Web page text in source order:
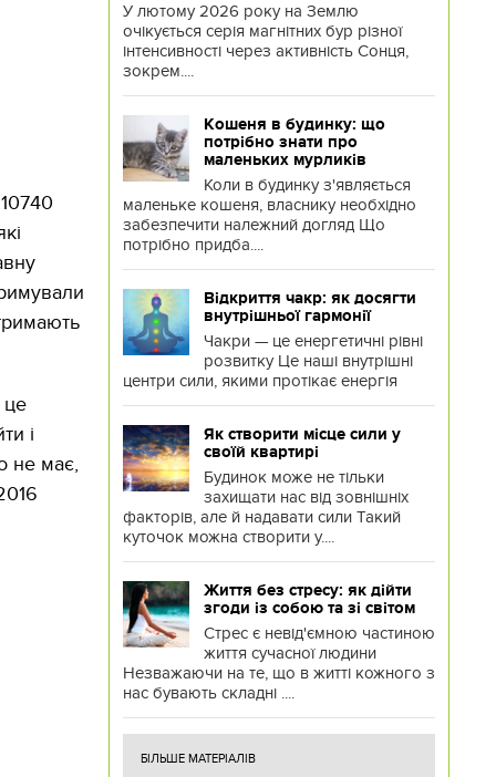
це
і
не має,
У лютому 2026 року на Землю
очікується серія магнітних бур різної
інтенсивності через активність Сонця,
зокрем....
Кошеня в будинку: що
потрібно знати про
маленьких мурликів
Коли в будинку з'являється
маленьке кошеня, власнику необхідно
забезпечити належний догляд Що
потрібно придба....
Відкриття чакр: як досягти
внутрішньої гармонії
Чакри — це енергетичні рівні
розвитку Це наші внутрішні
центри сили, якими протікає енергія
Як створити місце сили у
своїй квартирі
Будинок може не тільки
захищати нас від зовнішніх
факторів, але й надавати сили Такий
куточок можна створити у....
Життя без стресу: як дійти
згоди із собою та зі світом
Стрес є невід'ємною частиною
життя сучасної людини
Незважаючи на те, що в житті кожного з
нас бувають складні ....
БІЛЬШЕ МАТЕРІАЛІВ